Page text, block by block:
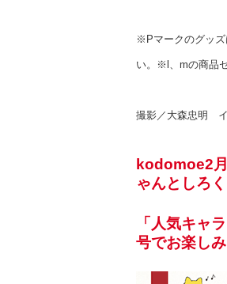
※Pマークのグッズ
い。※l、mの商品
撮影／大森忠明 イ
kodomoe2
ゃんとしろ
「人気キャ
号でお楽しみ